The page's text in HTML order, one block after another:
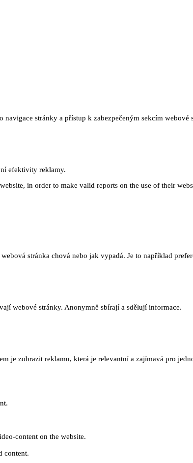
stránky a přístup k zabezpečeným sekcím webové
efektivity reklamy.
in order to make valid reports on the use of their
stránka chová nebo jak vypadá. Je to například
webové stránky. Anonymně sbírají a sdělují informace.
je zobrazit reklamu, která je relevantní a zajímavá pro
content on the website.
content.